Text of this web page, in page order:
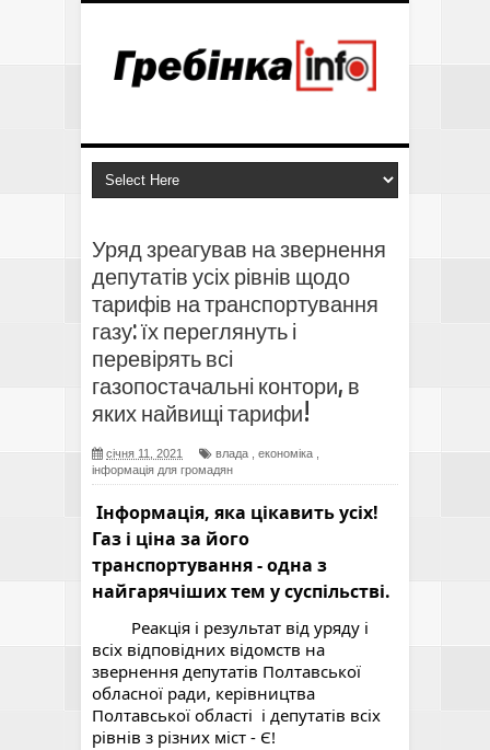
Уряд зреагував на звернення
депутатів усіх рівнів щодо
тарифів на транспортування
газу: їх переглянуть і
перевірять всі
газопостачальні контори, в
яких найвищі тарифи!
січня 11, 2021 влада економіка
інформація для громадян
Інформація, яка цікавить усіх!
Газ і ціна за його
транспортування - одна з
всіх відповідних відомств на
звернення депутатів Полтавської
обласної ради, керівництва
Полтавської області  і депутатів всіх
рівнів з різних міст - Є!